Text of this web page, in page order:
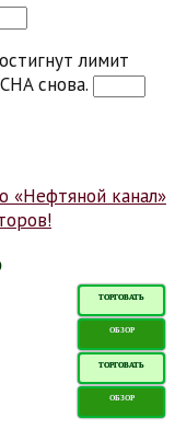
лимит
снова.
ТОРГОВАТЬ
ОБЗОР
ТОРГОВАТЬ
ОБЗОР